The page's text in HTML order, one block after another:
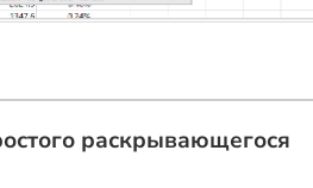
раскрывающегося